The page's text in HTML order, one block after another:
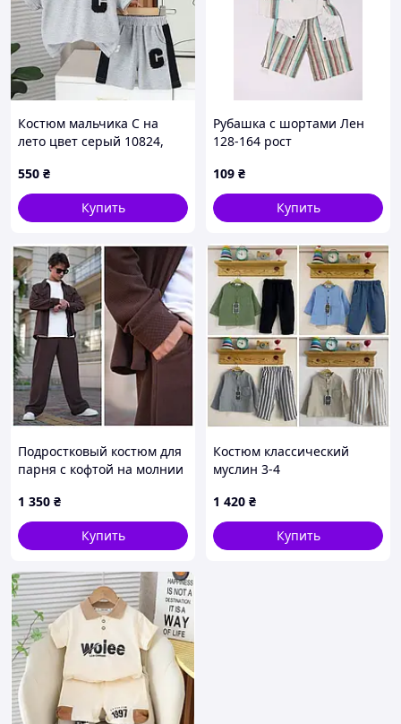
Костюм мальчика С на
лето цвет серый 10824,
550 ₴
Купить
Рубашка с шортами Лен
128-164 рост
109 ₴
Купить
Подростковый костюм для
парня с кофтой на молнии
кроя, размеры 152, 158,
164, 170
1 350 ₴
Купить
Костюм классический
муслин 3-4
1 420 ₴
Купить